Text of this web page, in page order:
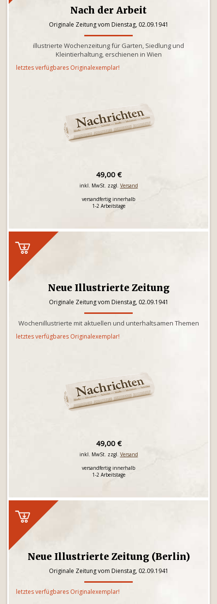
Nach der Arbeit
Originale Zeitung vom Dienstag, 02.09.1941
illustrierte Wochenzeitung für Garten, Siedlung und
Kleintierhaltung, erschienen in Wien
letztes verfügbares Originalexemplar!
49,00 €
inkl. MwSt. zzgl. Versand
versandfertig innerhalb
1-2 Arbeitstage
Neue Illustrierte Zeitung
Originale Zeitung vom Dienstag, 02.09.1941
Wochenillustrierte mit aktuellen und unterhaltsamen Themen
letztes verfügbares Originalexemplar!
49,00 €
inkl. MwSt. zzgl. Versand
versandfertig innerhalb
1-2 Arbeitstage
Neue Illustrierte Zeitung (Berlin)
Originale Zeitung vom Dienstag, 02.09.1941
letztes verfügbares Originalexemplar!